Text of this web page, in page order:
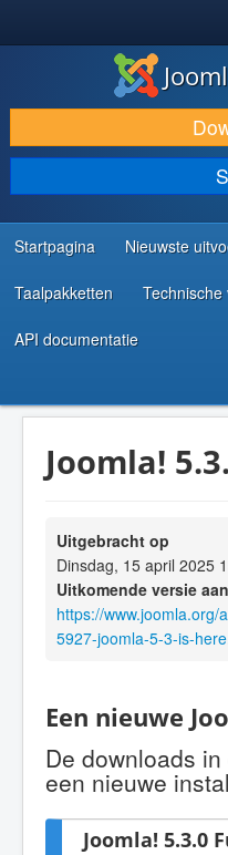
DOWNLOAD & BREID UIT
ONTDEK & LEER
COMMUNITY &
ONTWIKKELAARSBRONNEN
Startpagina Nieuwste
Taalpakketten
API documentatie
Joomla!
Uitgebracht op
Dinsdag, 15 april 2025
Uitkomende versie
https://
5927-joomla-5-3-is-
Een nieuwe
De downloads
een nieuwe
Joomla! 5.3.0